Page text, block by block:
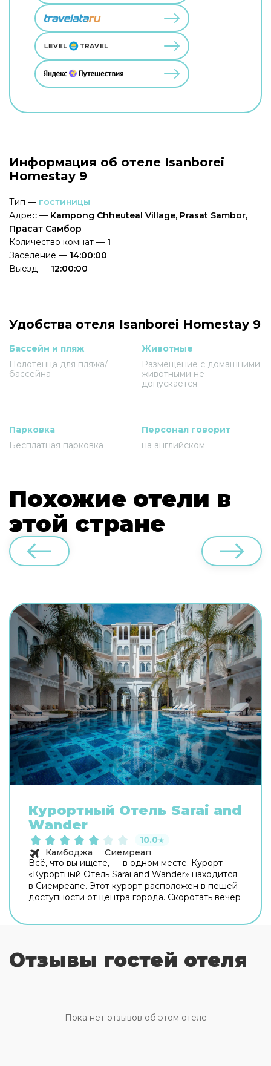
Информация об отеле Isanborei
Homestay 9
Тип — гостиницы
Адрес — Kampong Chheuteal Village, Prasat Sambor,
Прасат Самбор
Количество комнат — 1
Заселение — 14:00:00
Выезд — 12:00:00
Удобства отеля Isanborei Homestay 9
Бассейн и пляж
Полотенца для пляжа/
бассейна
Животные
Размещение с домашними
животными не
допускается
Парковка
Бесплатная парковка
Персонал говорит
на английском
Похожие отели в
этой стране
Курортный Oтель Sarai and
Wander
10.0★
Камбоджа
Сиемреап
Всё, что вы ищете, — в одном месте. Курорт
«Курортный Oтель Sarai and Wander» находится
в Сиемреапе. Этот курорт расположен в пешей
доступности от центра города. Скоротать вечер
связи? На курорте есть бесплатный Wi-Fi. Для
путешественников на машине организована
заняться спортом, фитнес-центр. Готовьтесь к
весёлому и насыщенному отдыху! На
Отзывы гостей отеля
Пока нет отзывов об этом отеле